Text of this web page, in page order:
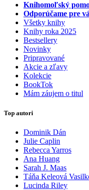
Knihomoľský
Odporúčame pre
Všetky knihy
Knihy roka 2025
Bestsellery
Novinky
Pripravované
Akcie a zľavy
Kolekcie
BookTok
Mám záujem o titul
Top autori
Dominik Dán
Julie Caplin
Rebecca Yarros
Ana Huang
Sarah J. Maas
Táňa Keleová
Lucinda Riley